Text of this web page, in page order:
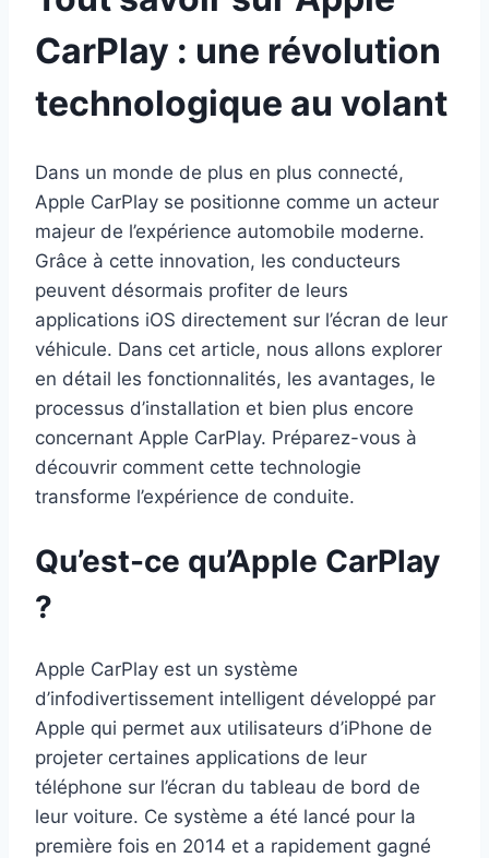
CarPlay : une révolution
technologique au volant
Dans un monde de plus en plus connecté,
Apple CarPlay se positionne comme un acteur
majeur de l’expérience automobile moderne.
Grâce à cette innovation, les conducteurs
peuvent désormais profiter de leurs
applications iOS directement sur l’écran de leur
véhicule. Dans cet article, nous allons explorer
en détail les fonctionnalités, les avantages, le
processus d’installation et bien plus encore
concernant Apple CarPlay. Préparez-vous à
découvrir comment cette technologie
transforme l’expérience de conduite.
Qu’est-ce qu’Apple CarPlay
?
Apple CarPlay est un système
d’infodivertissement intelligent développé par
Apple qui permet aux utilisateurs d’iPhone de
projeter certaines applications de leur
téléphone sur l’écran du tableau de bord de
leur voiture. Ce système a été lancé pour la
première fois en 2014 et a rapidement gagné